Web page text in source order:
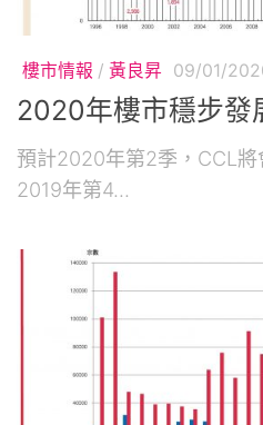
樓市情報 / 黃良昇 09/01/
2020年樓市穩步發
預計2020年第2季，CCL將
2019年第4...